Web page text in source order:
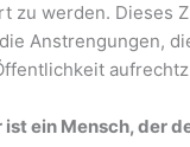
zu werden. Dieses
Anstrengungen,
ist ein Mensch, der